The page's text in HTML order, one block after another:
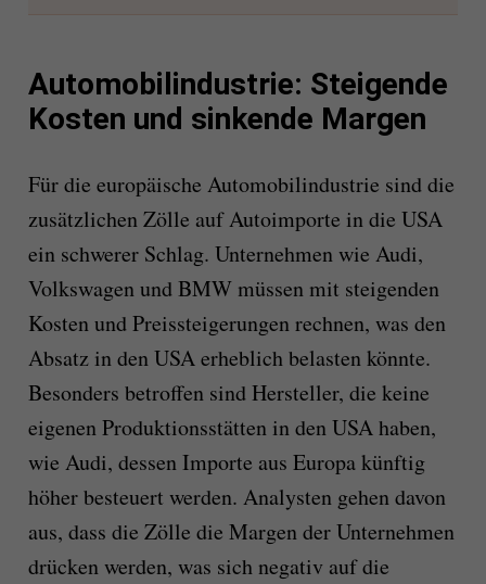
Automobilindustrie: Steigende
Kosten und sinkende Margen
Für die europäische Automobilindustrie sind die
zusätzlichen Zölle auf Autoimporte in die USA
ein schwerer Schlag. Unternehmen wie Audi,
Volkswagen und BMW müssen mit steigenden
Kosten und Preissteigerungen rechnen, was den
Absatz in den USA erheblich belasten könnte.
Besonders betroffen sind Hersteller, die keine
eigenen Produktionsstätten in den USA haben,
wie Audi, dessen Importe aus Europa künftig
höher besteuert werden. Analysten gehen davon
aus, dass die Zölle die Margen der Unternehmen
drücken werden, was sich negativ auf die